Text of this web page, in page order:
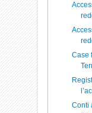
Case
Conti